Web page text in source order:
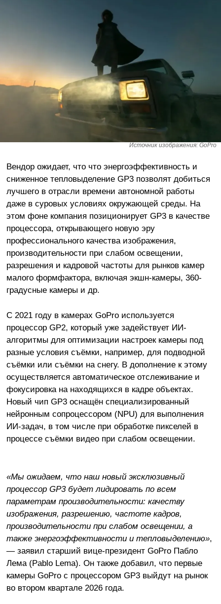
Источник изображения: GoPro
Вендор ожидает, что что энергоэффективность и
сниженное тепловыделение GP3 позволят добиться
лучшего в отрасли времени автономной работы
даже в суровых условиях окружающей среды. На
этом фоне компания позиционирует GP3 в качестве
процессора, открывающего новую эру
профессионального качества изображения,
производительности при слабом освещении,
разрешения и кадровой частоты для рынков камер
малого формфактора, включая экшн-камеры, 360-
градусные камеры и др.
С 2021 году в камерах GoPro используется
процессор GP2, который уже задействует ИИ-
алгоритмы для оптимизации настроек камеры под
разные условия съёмки, например, для подводной
съёмки или съёмки на снегу. В дополнение к этому
осуществляется автоматическое отслеживание и
фокусировка на находящихся в кадре объектах.
Новый чип GP3 оснащён специализированный
нейронным сопроцессором (NPU) для выполнения
ИИ-задач, в том числе при обработке пикселей в
процессе съёмки видео при слабом освещении.
«Мы ожидаем, что наш новый эксклюзивный
процессор GP3 будет лидировать по всем
параметрам производительности: качеству
изображения, разрешению, частоте кадров,
производительности при слабом освещении, а
также энергоэффективности и тепловыделению»,
— заявил старший вице-президент GoPro Пабло
Лема (Pablo Lema). Он также добавил, что первые
камеры GoPro с процессором GP3 выйдут на рынок
во втором квартале 2026 года.